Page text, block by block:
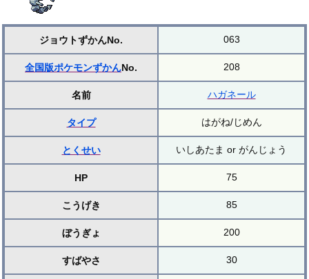
ジョウトずかんNo. 063
全国版ポケモンずかんNo. 208
名前 ハガネール
タイプ はがね/じめん
とくせい いしあたま or がんじょう
HP 75
こうげき 85
ぼうぎょ 200
すばやさ 30